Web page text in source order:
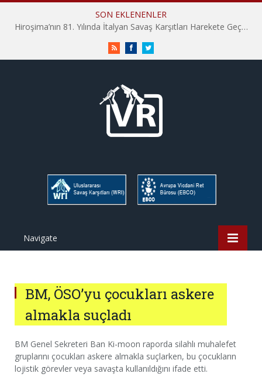
SON EKLENENLER
Hiroşima’nın 81. Yılında İtalyan Savaş Karşıtları Harekete Geçti: “Hatırlamak yeterli değil”
RSS FacebookTwitter
Navigate
BM, ÖSO’yu çocukları askere
almakla suçladı
BM Genel Sekreteri Ban Ki-moon raporda silahlı muhalefet
gruplarını çocukları askere almakla suçlarken, bu çocukların
lojistik görevler veya savaşta kullanıldığını ifade etti.